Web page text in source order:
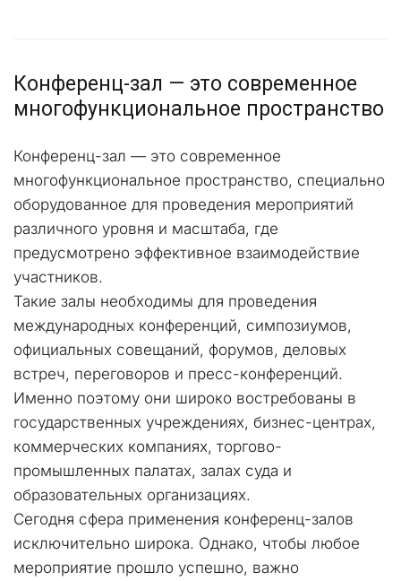
Конференц-зал — это современное
многофункциональное пространство
Конференц-зал — это современное
многофункциональное пространство, специально
оборудованное для проведения мероприятий
различного уровня и масштаба, где
предусмотрено эффективное взаимодействие
участников.
Такие залы необходимы для проведения
международных конференций, симпозиумов,
официальных совещаний, форумов, деловых
встреч, переговоров и пресс-конференций.
Именно поэтому они широко востребованы в
государственных учреждениях, бизнес-центрах,
коммерческих компаниях, торгово-
промышленных палатах, залах суда и
образовательных организациях.
Сегодня сфера применения конференц-залов
исключительно широка. Однако, чтобы любое
мероприятие прошло успешно, важно